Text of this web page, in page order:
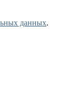
данных.